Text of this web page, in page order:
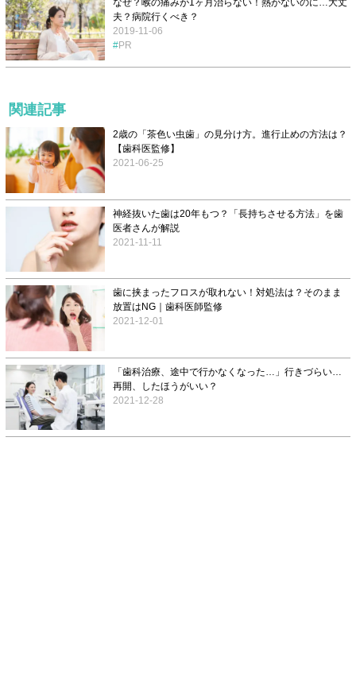
夫？病院行くべき？
2019-11-06
PR
関連記事
2歳の「茶色い虫歯」の見分け方。進行止めの方法は？
【歯科医監修】
2021-06-25
神経抜いた歯は20年もつ？「長持ちさせる方法」を歯
医者さんが解説
2021-11-11
歯に挟まったフロスが取れない！対処法は？そのまま
放置はNG｜歯科医師監修
2021-12-01
「歯科治療、途中で行かなくなった…」行きづらい…
再開、したほうがいい？
2021-12-28